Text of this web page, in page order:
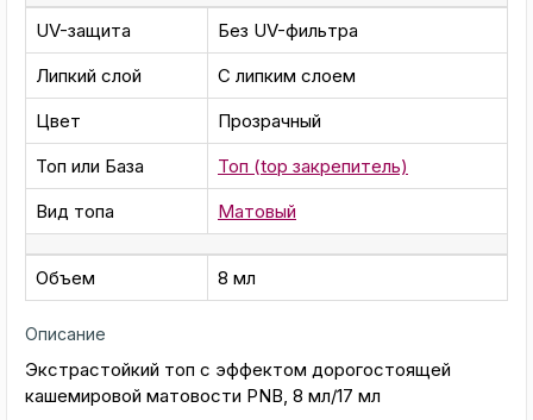
UV-защита
Без UV-фильтра
Липкий слой
С липким слоем
Цвет
Прозрачный
Топ или База
Топ (top закрепитель)
Вид топа
Матовый
Объем 8 мл
Описание
Экстрастойкий топ с эффектом дорогостоящей
кашемировой матовости PNB, 8 мл/17 мл